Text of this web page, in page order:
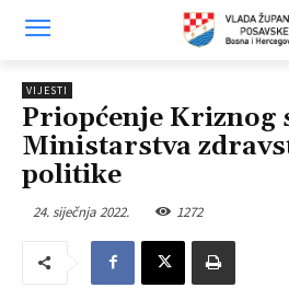
VIJESTI
Priopćenje Kriznog
Ministarstva
politike
24. siječnja 2022. 1272